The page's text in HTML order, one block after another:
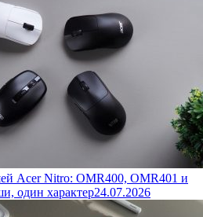
Acer Nitro: OMR400, OMR401 и
один характер24.07.2026